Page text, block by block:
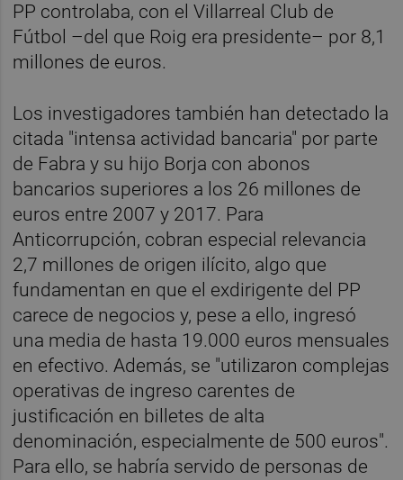
PP controlaba, con el Villarreal Club de
Fútbol –del que Roig era presidente– por 8,1
millones de euros.
Los investigadores también han detectado la
citada "intensa actividad bancaria" por parte
de Fabra y su hijo Borja con abonos
bancarios superiores a los 26 millones de
euros entre 2007 y 2017. Para
Anticorrupción, cobran especial relevancia
2,7 millones de origen ilícito, algo que
fundamentan en que el exdirigente del PP
carece de negocios y, pese a ello, ingresó
una media de hasta 19.000 euros mensuales
en efectivo. Además, se "utilizaron complejas
operativas de ingreso carentes de
justificación en billetes de alta
denominación, especialmente de 500 euros".
Para ello, se habría servido de personas de